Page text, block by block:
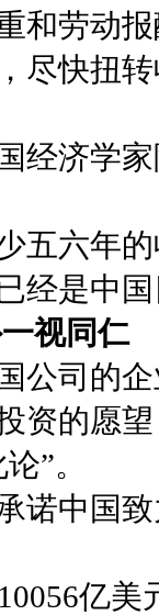
和劳动
尽快扭
经济学
五六年
经是中
视同仁
公司的
资的愿
”。
诺中国
亿